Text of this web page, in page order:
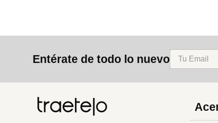
Entérate de todo lo nuevo